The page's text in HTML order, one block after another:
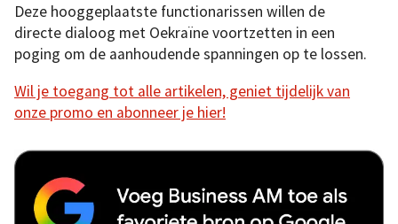
Deze hooggeplaatste functionarissen willen de
directe dialoog met Oekraïne voortzetten in een
poging om de aanhoudende spanningen op te lossen.
Wil je toegang tot alle artikelen, geniet tijdelijk van
onze promo en abonneer je hier!